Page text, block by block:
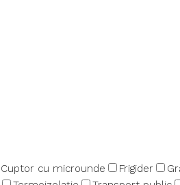
Cuptor cu microunde Frigider